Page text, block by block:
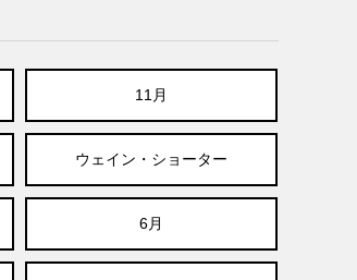
11月
ウェイン・ショーター
6月